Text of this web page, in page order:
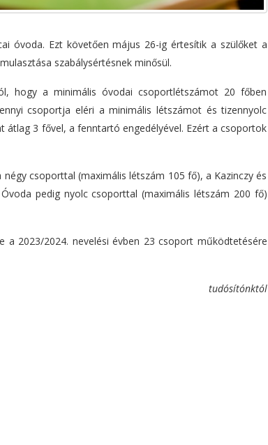
óvoda. Ezt követően május 26-ig értesítik a szülőket a
szabálysértésnek minősül.
hogy a minimális óvodai csoportlétszámot 20 főben
csoportja eléri a minimális létszámot és tizennyolc
3 fővel, a fenntartó engedélyével. Ezért a csoportok
csoporttal (maximális létszám 105 fő), a Kazinczy és
pedig nyolc csoporttal (maximális létszám 200 fő)
a 2023/2024. nevelési évben 23 csoport működtetésére
tudósítónktól